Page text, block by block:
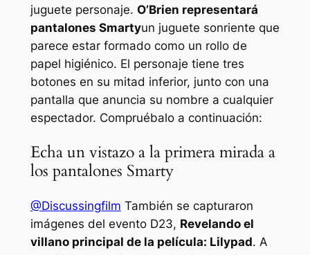
juguete personaje. O’Brien representará
pantalones Smartyun juguete sonriente que
parece estar formado como un rollo de
papel higiénico. El personaje tiene tres
botones en su mitad inferior, junto con una
pantalla que anuncia su nombre a cualquier
espectador. Compruébalo a continuación:
Echa un vistazo a la primera mirada a
los pantalones Smarty
@Discussingfilm También se capturaron
imágenes del evento D23, Revelando el
villano principal de la película: Lilypad. A